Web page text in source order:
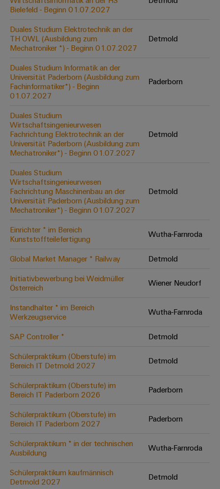
Abwasseraufbereitung
für
die
Wasser-
Abwasserindustrie
Wasserstoff
Wasserstoff
Schlüsseltechnologie
für
die
Energiewende
Effizienter
Betrieb
von
Windparks
Werkzeuge
Automaten
Software
Markierer
Industriedrucker
Cabinet
Infrastructure
Assemblierungsservice
Bestückte
Klemmenleisten
Modifizierte
und
bestückte
Kundenspezifische
Kabelkonfektionierung
Praxisnahe
Unsere Neuheiten
im Bereich
Bielefeld - Beginn 01.07.2027
Duales Studium Elektrotechnik an der
TH OWL (Ausbildung zum
Mechatroniker *) - Beginn 01.07.2027
Detmold
Duales Studium Informatik an der
Universität Paderborn (Ausbildung zum
Fachinformatiker*) - Beginn
01.07.2027
Paderborn
Duales Studium
Wirtschaftsingenieurwesen
Fachrichtung Elektrotechnik an der
Universität Paderborn (Ausbildung zum
Mechatroniker*) - Beginn 01.07.2027
Detmold
Duales Studium
Wirtschaftsingenieurwesen
Fachrichtung Maschinenbau an der
Universität Paderborn (Ausbildung zum
Mechatroniker*) - Beginn 01.07.2027
Detmold
Einrichter * im Bereich
Kunststoffteilefertigung
Wutha-Farnroda
Global Market Manager * Railway
Detmold
Initiativbewerbung bei Weidmüller
Österreich
Wiener Neudorf
Instandhalter * im Bereich
Werkzeugservice
Wutha-Farnroda
SAP Controller *
Detmold
Schülerpraktikum (Oberstufe) im
Bereich IT Detmold 2027
Detmold
Schülerpraktikum (Oberstufe) im
Bereich IT Paderborn 2026
Paderborn
Schülerpraktikum (Oberstufe) im
Bereich IT Paderborn 2027
Paderborn
Schülerpraktikum * in der technischen
Ausbildung
Wutha-Farnroda
Schülerpraktikum kaufmännisch
Detmold 2027
Detmold